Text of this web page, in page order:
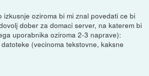
izkusnje oziroma bi mi znal povedati ce bi
dober za domaci server, na katerem bi
uporabnika oziroma 2-3 naprave):
(vecinoma tekstovne, kaksne